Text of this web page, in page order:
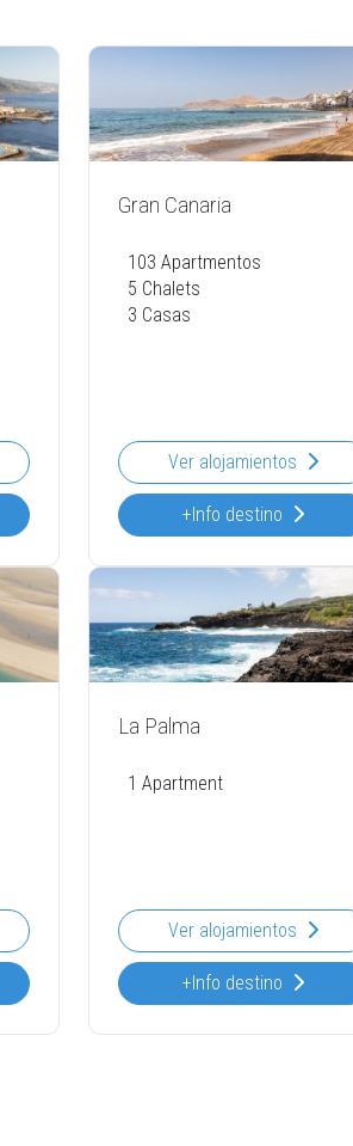
Gran Canaria
103 Apartmentos
5 Chalets
3 Casas
Ver alojamientos
+Info destino
La Palma
1 Apartment
Ver alojamientos
+Info destino